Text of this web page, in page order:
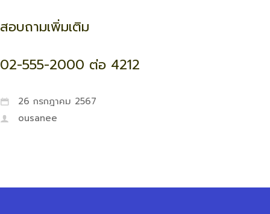
สอบถามเพิ่มเติม
02-555-2000 ต่อ 4212
26 กรกฎาคม 2567
ousanee